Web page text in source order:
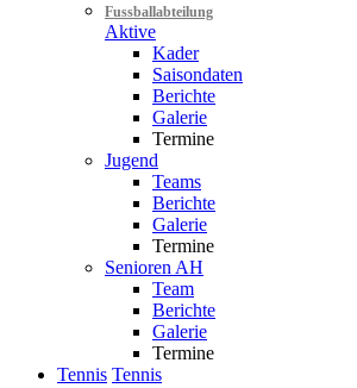
Fussballabteilung
Aktive
Kader
Saisondaten
Berichte
Galerie
Termine
Jugend
Teams
Berichte
Galerie
Termine
Senioren AH
Team
Berichte
Galerie
Termine
Tennis Tennis